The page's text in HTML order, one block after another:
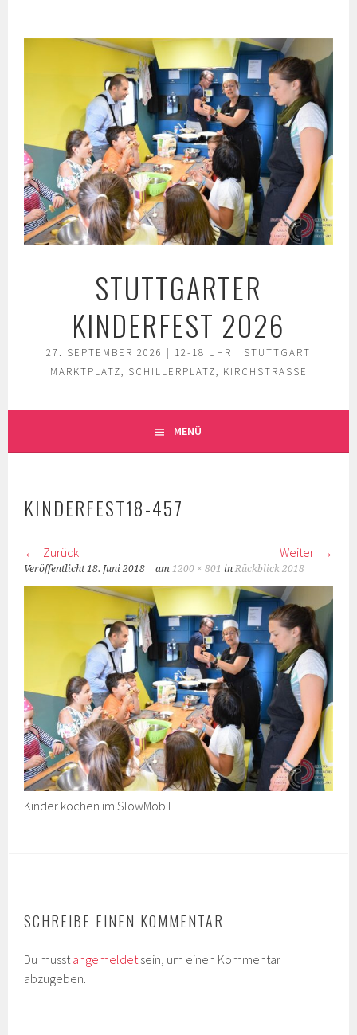
STUTTGARTER
KINDERFEST 2026
27. SEPTEMBER 2026 | 12-18 UHR | STUTTGART
MARKTPLATZ, SCHILLERPLATZ, KIRCHSTRASSE
MENÜ
KINDERFEST18-457
Zurück Weiter
Veröffentlicht 18. Juni 2018 am 1200 × 801 in Rückblick 2018
Kinder kochen im SlowMobil
SCHREIBE EINEN KOMMENTAR
Du musstangemeldetsein, um einen Kommentar
abzugeben.